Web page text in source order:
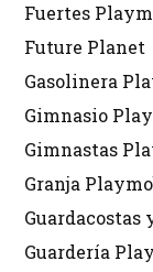
Fuertes
Future Planet
Gasolinera
Gimnasio
Gimnastas
Granja
Guardacostas
Guardería